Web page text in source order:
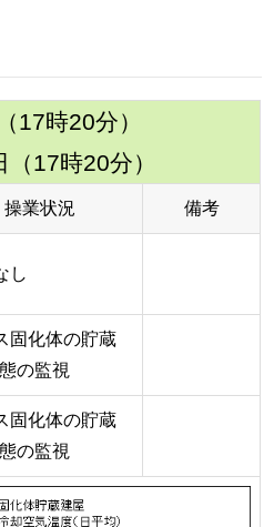
17時20分）
（17時20分）
操業状況 備考
し
固化体の貯蔵
の監視
固化体の貯蔵
の監視